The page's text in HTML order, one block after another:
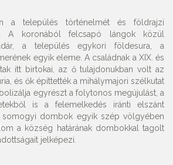
a település történelmét és földrajzi
A koronából felcsapó lángok közül
a település egykori földesura, a
egyik eleme. A családnak a XIX. és
itt birtokai, az ő tulajdonukban volt az
és ők építtették a mihálymajori szélkutat
egyrészt a folytonos megújulást, a
is a felemelkedés iránti elszánt
somogyi dombok egyik szép völgyében
a község határának dombokkal tagolt
jelképezi.